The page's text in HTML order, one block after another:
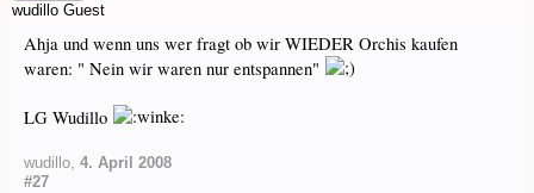
wudillo Guest
Ahja und wenn uns wer fragt ob wir WIEDER Orchis kaufen
waren: " Nein wir waren nur entspannen"
LG Wudillo
wudillo, 4. April 2008
#27